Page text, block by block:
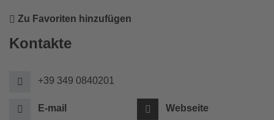
Zu Favoriten hinzufügen
Kontakte
+39 349 0840201
E-mail Webseite